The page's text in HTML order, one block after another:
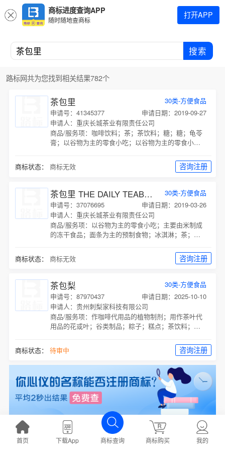
商标进度查询APP
随时随地查商标
打开APP
首页 下载App 商标查询 商标购买 我的
搜索
路标网共为您找到相关结果782个
茶包里
30类-方便食品
申请号：41345377
申请日期：2019-09-27
申请人：重庆长城茶业有限责任公司
商品/服务项： 咖啡饮料；茶；茶饮料；糖；糖；龟苓
膏；以谷物为主的零食小吃；以谷物为主的零食小
物；冰淇淋；调味品；
商标状态：商标无效 咨询注册
茶包里 THE DAILY TEABAG
30类-方便食品
申请号：37076695
申请日期：2019-03-26
申请人：重庆长城茶业有限责任公司
商品/服务项： 以谷物为主的零食小吃；主要由米制成
的冻干食品；面条为主的预制食物；冰淇淋；茶；茶
商标状态：商标无效 咨询注册
茶包梨
30类-方便食品
申请号：87970437
申请日期：2025-10-10
申请人：贵州刺梨家科技有限公司
商品/服务项：作咖啡代用品的植物制剂；用作茶叶代
用品的花或叶；谷类制品；粽子；糕点；茶饮料；
商标状态：待审中 咨询注册
茶包
16类-办公用品
申请号：37384277
申请日期：2019-04-09